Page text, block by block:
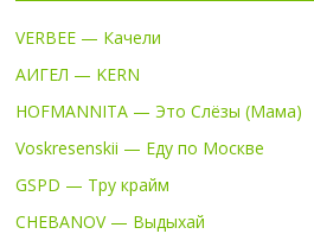
VERBEE — Качели
АИГЕЛ — KERN
HOFMANNITA — Это Слёзы (Мама)
Voskresenskii — Еду по Москве
GSPD — Тру крайм
CHEBANOV — Выдыхай